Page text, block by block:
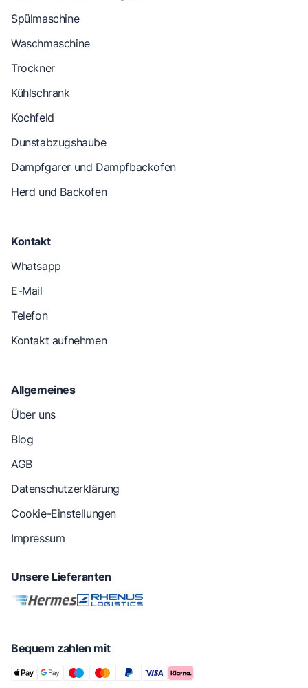
Spülmaschine
Waschmaschine
Trockner
Kühlschrank
Kochfeld
Dunstabzugshaube
Dampfgarer und Dampfbackofen
Herd und Backofen
Kontakt
Whatsapp
E-Mail
Telefon
Kontakt aufnehmen
Allgemeines
Über uns
Blog
AGB
Datenschutzerklärung
Cookie-Einstellungen
Impressum
Unsere Lieferanten
Bequem zahlen mit